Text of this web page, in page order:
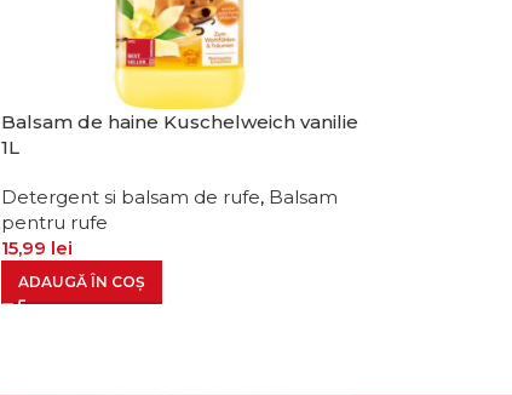
Balsam de haine Kuschelweich vanilie
1L
Detergent si balsam de rufe, Balsam
pentru rufe
15,99 lei
ADAUGĂ ÎN COȘ